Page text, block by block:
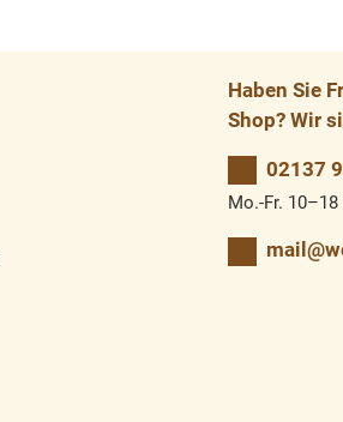
Haben Sie
Shop? Wir
02137
Mo.-Fr.